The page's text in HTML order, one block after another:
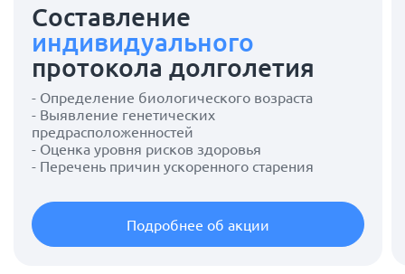
Составление
индивидуального
протокола долголетия
- Определение биологического возраста
- Выявление генетических
предрасположенностей
- Оценка уровня рисков здоровья
- Перечень причин ускоренного старения
Подробнее об акции